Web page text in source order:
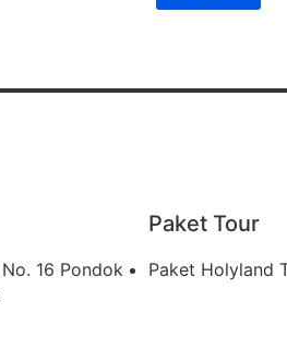
16 Pondok
Paket Tour
Paket Holyland